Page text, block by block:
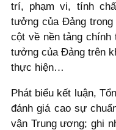
trí, phạm vi, tính
tưởng của Đảng
cột về nền tảng
tưởng của Đảng trên
thực hiện…
Phát biểu kết luận,
đánh giá cao sự
vận Trung ương; ghi